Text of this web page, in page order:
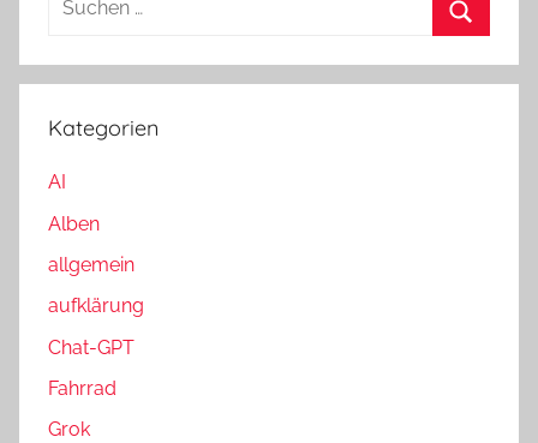
c
e
a
c
h
u
Kategorien
AI
Alben
allgemein
aufklärung
Chat-GPT
Fahrrad
Grok